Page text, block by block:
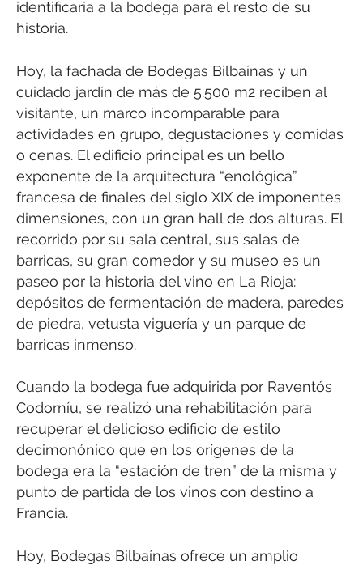
identificaría a la bodega para el resto de su
historia.
Hoy, la fachada de Bodegas Bilbaínas y un
cuidado jardín de más de 5.500 m2 reciben al
visitante, un marco incomparable para
actividades en grupo, degustaciones y comidas
o cenas. El edificio principal es un bello
exponente de la arquitectura “enológica”
francesa de finales del siglo XIX de imponentes
dimensiones, con un gran hall de dos alturas. El
recorrido por su sala central, sus salas de
barricas, su gran comedor y su museo es un
paseo por la historia del vino en La Rioja:
depósitos de fermentación de madera, paredes
de piedra, vetusta viguería y un parque de
barricas inmenso.
Cuando la bodega fue adquirida por Raventós
Codorníu, se realizó una rehabilitación para
recuperar el delicioso edificio de estilo
decimonónico que en los orígenes de la
bodega era la “estación de tren” de la misma y
punto de partida de los vinos con destino a
Francia.
Hoy, Bodegas Bilbaínas ofrece un amplio